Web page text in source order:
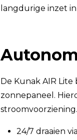
langdurige inzet
De Kunak AIR
zonnepaneel.
24/7 draaien